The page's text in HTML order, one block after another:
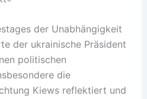
der Unabhängigkeit
der ukrainische Präsident
politischen
die
Kiews reflektiert und